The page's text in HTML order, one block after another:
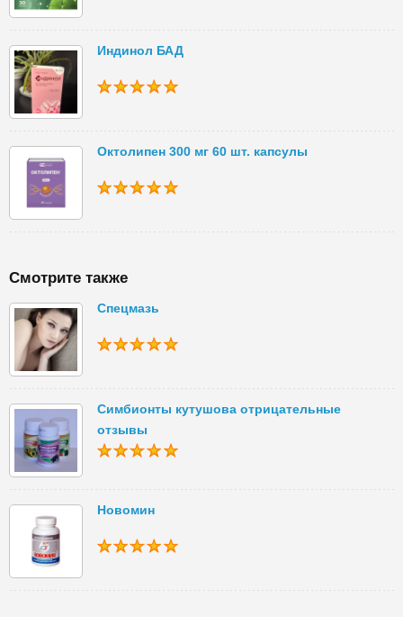
Индинол БАД
Октолипен 300 мг 60 шт. капсулы
Смотрите также
Спецмазь
Симбионты кутушова отрицательные
отзывы
Новомин